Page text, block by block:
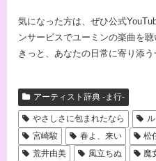
気になった方は、ぜひ公式
ンサービスでユーミンの楽曲を聴
きっと、あなたの日常に寄り添う
アーティスト辞典 -ま行-
やさしさに包まれたなら
宮崎駿
春よ、来い 松
荒井由美
風立ちぬ 魔